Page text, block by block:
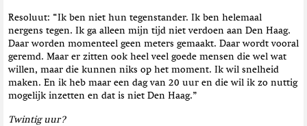
Resoluut: “Ik ben niet hun tegenstander. Ik ben helemaal
nergens tegen. Ik ga alleen mijn tijd niet verdoen aan Den Haag.
Daar worden momenteel geen meters gemaakt. Daar wordt vooral
geremd. Maar er zitten ook heel veel goede mensen die wel wat
willen, maar die kunnen niks op het moment. Ik wil snelheid
maken. En ik heb maar een dag van 20 uur en die wil ik zo nuttig
mogelijk inzetten en dat is niet Den Haag.”
Twintig uur?